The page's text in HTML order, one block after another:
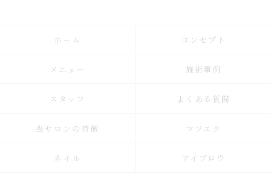
ホーム コンセプト
メニュー 施術事例
スタッフ よくある質問
当サロンの特徴 マツエク
ネイル アイブロウ